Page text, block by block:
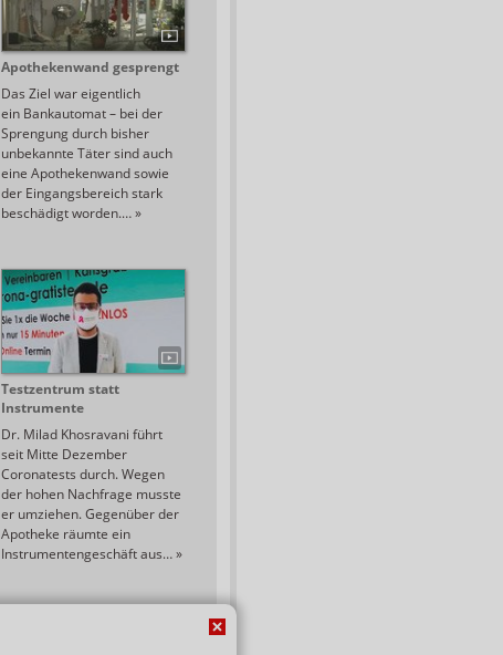
Apothekenwand gesprengt
Das Ziel war eigentlich
ein Bankautomat – bei der
Sprengung durch bisher
unbekannte Täter sind auch
eine Apothekenwand sowie
der Eingangsbereich stark
beschädigt worden.…»
Testzentrum statt
Instrumente
Dr. Milad Khosravani führt
seit Mitte Dezember
Coronatests durch. Wegen
der hohen Nachfrage musste
er umziehen. Gegenüber der
Apotheke räumte ein
Instrumentengeschäft aus…»